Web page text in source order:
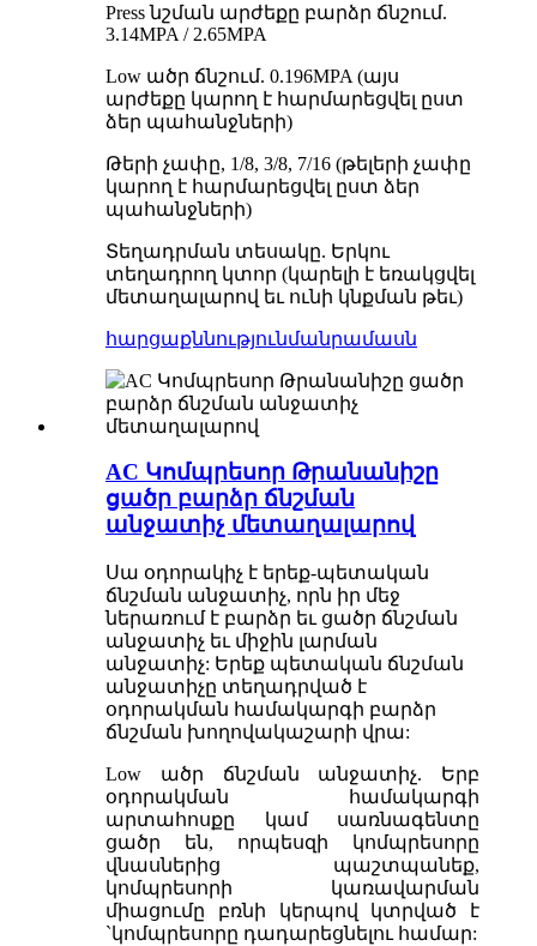
Press նշման արժեքը բարձր ճնշում.
3.14MPA / 2.65MPA
Low ածր ճնշում. 0.196MPA (այս
արժեքը կարող է հարմարեցվել ըստ
ձեր պահանջների)
Թերի չափը, 1/8, 3/8, 7/16 (թելերի չափը
կարող է հարմարեցվել ըստ ձեր
պահանջների)
Տեղադրման տեսակը. Երկու
տեղադրող կտոր (կարելի է եռակցվել
մետաղալարով եւ ունի կնքման թեւ)
հարցաքննությունմանրամասն
AC Կոմպրեսոր Թրանանիշը
ցածր բարձր ճնշման
անջատիչ մետաղալարով
Սա օդորակիչ է երեք-պետական ​​
ճնշման անջատիչ, որն իր մեջ
ներառում է բարձր եւ ցածր ճնշման
անջատիչ եւ միջին լարման
անջատիչ: Երեք պետական ​​ճնշման
անջատիչը տեղադրված է
օդորակման համակարգի բարձր
ճնշման խողովակաշարի վրա:
Low ածր ճնշման անջատիչ. Երբ
օդորակման համակարգի
արտահոսքը կամ սառնագենտը
ցածր են, որպեսզի կոմպրեսորը
վնասներից պաշտպանեք,
կոմպրեսորի կառավարման
միացումը բռնի կերպով կտրված է
`կոմպրեսորը դադարեցնելու համար: